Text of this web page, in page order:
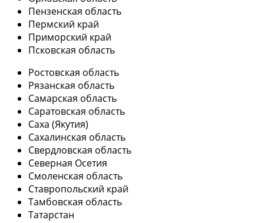
Пензенская область
Пермский край
Приморский край
Псковская область
Ростовская область
Рязанская область
Самарская область
Саратовская область
Саха (Якутия)
Сахалинская область
Свердловская область
Северная Осетия
Смоленская область
Ставропольский край
Тамбовская область
Татарстан